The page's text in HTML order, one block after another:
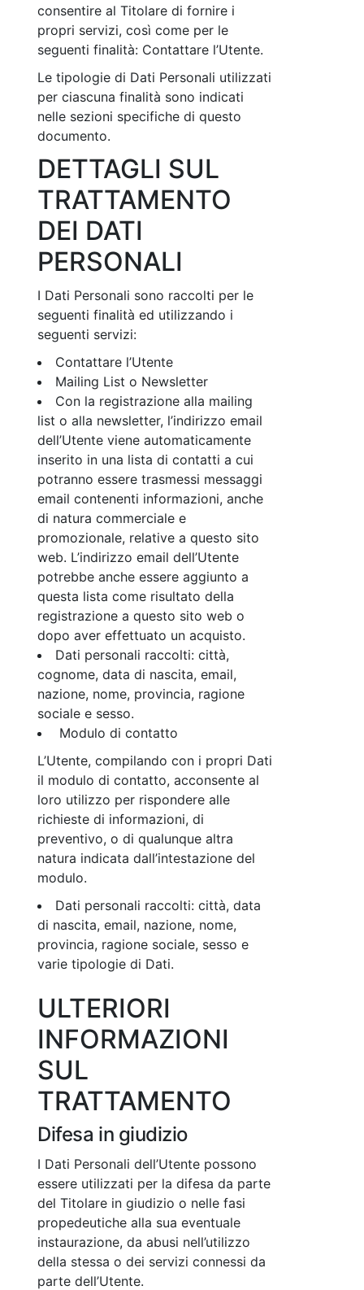
consentire al Titolare di fornire i
propri servizi, così come per le
seguenti finalità: Contattare l’Utente.
Le tipologie di Dati Personali utilizzati
per ciascuna finalità sono indicati
nelle sezioni specifiche di questo
documento.
DETTAGLI SUL
TRATTAMENTO
DEI DATI
PERSONALI
I Dati Personali sono raccolti per le
seguenti finalità ed utilizzando i
seguenti servizi:
Contattare l’Utente
Mailing List o Newsletter
Con la registrazione alla mailing
list o alla newsletter, l’indirizzo email
dell’Utente viene automaticamente
inserito in una lista di contatti a cui
potranno essere trasmessi messaggi
email contenenti informazioni, anche
di natura commerciale e
promozionale, relative a questo sito
web. L’indirizzo email dell’Utente
potrebbe anche essere aggiunto a
questa lista come risultato della
registrazione a questo sito web o
dopo aver effettuato un acquisto.
Dati personali raccolti: città,
cognome, data di nascita, email,
nazione, nome, provincia, ragione
sociale e sesso.
Modulo di contatto
L’Utente, compilando con i propri Dati
il modulo di contatto, acconsente al
loro utilizzo per rispondere alle
richieste di informazioni, di
preventivo, o di qualunque altra
natura indicata dall’intestazione del
modulo.
Dati personali raccolti: città, data
di nascita, email, nazione, nome,
provincia, ragione sociale, sesso e
varie tipologie di Dati.
ULTERIORI
INFORMAZIONI
SUL
TRATTAMENTO
Difesa in giudizio
I Dati Personali dell’Utente possono
essere utilizzati per la difesa da parte
del Titolare in giudizio o nelle fasi
propedeutiche alla sua eventuale
instaurazione, da abusi nell’utilizzo
della stessa o dei servizi connessi da
parte dell’Utente.